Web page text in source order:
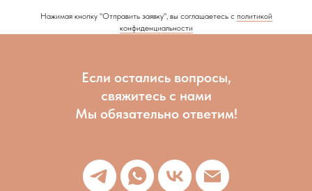
Нажимая кнопку "Отправить заявку", вы соглашаетесь с политикой
конфиденциальности
Если остались вопросы,
свяжитесь с нами
Мы обязательно ответим!